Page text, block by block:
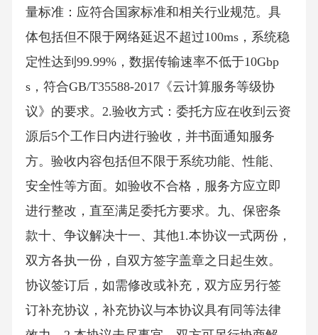
量标准：应符合国家标准和相关行业规范。具
体包括但不限于网络延迟不超过100ms，系统稳
定性达到99.99%，数据传输速率不低于10Gbp
s，符合GB/T35588-2017《云计算服务等级协
议》的要求。2.验收方式：委托方应在收到云资
源后5个工作日内进行验收，并书面通知服务
方。验收内容包括但不限于系统功能、性能、
安全性等方面。如验收不合格，服务方应立即
进行整改，直至满足委托方要求。九、保密条
款十、争议解决十一、其他1.本协议一式两份，
双方各执一份，自双方签字盖章之日起生效。
协议签订后，如需修改或补充，双方应另行签
订补充协议，补充协议与本协议具有同等法律